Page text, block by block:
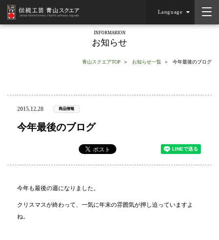
Language
INFORMARION
お知らせ
青山スクエアTOP お知らせ一覧 今年最後のブログ
2015.12.28 商品情報
今年最後のブログ
今年も最後の週になりました。
クリスマスが終わって、一気に年末の雰囲気が押し迫っていますよ
ね。